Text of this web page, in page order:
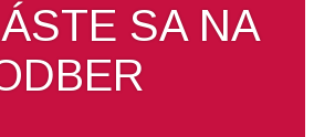
SA NA